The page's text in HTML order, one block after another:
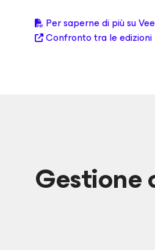
Per saperne di più su
Confronto tra le edizioni
Gestione